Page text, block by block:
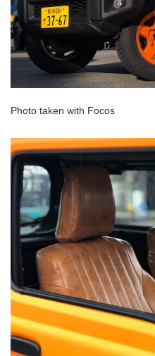
Photo taken with Focos